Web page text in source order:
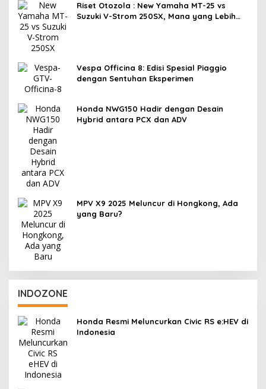
Riset Otozola : New Yamaha MT-25 vs
Suzuki V-Strom 250SX, Mana yang Lebih
Vespa Officina 8: Edisi Spesial Piaggio
dengan Sentuhan Eksperimen
Honda NWG150 Hadir dengan Desain
Hybrid antara PCX dan ADV
MPV X9 2025 Meluncur di Hongkong, Ada
yang Baru?
INDOZONE
Honda Resmi Meluncurkan Civic RS e:HEV di
Indonesia